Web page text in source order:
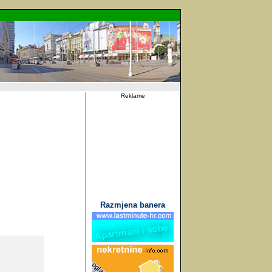
Reklame
Razmjena banera